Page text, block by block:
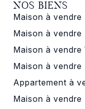
NOS BIENS
Maison à vendre
Maison à vendre
Maison à
Maison à vendre
Appartement à
Maison à vendre